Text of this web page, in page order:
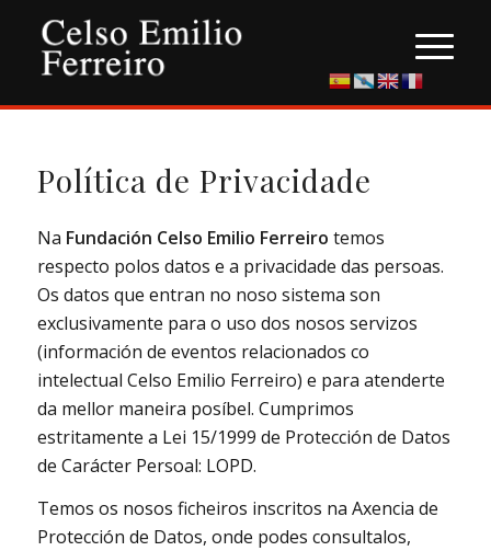
Política de Privacidade
Na Fundación Celso Emilio Ferreiro temos
respecto polos datos e a privacidade das persoas.
Os datos que entran no noso sistema son
exclusivamente para o uso dos nosos servizos
(información de eventos relacionados co
intelectual Celso Emilio Ferreiro) e para atenderte
da mellor maneira posíbel. Cumprimos
estritamente a Lei 15/1999 de Protección de Datos
de Carácter Persoal: LOPD.
Temos os nosos ficheiros inscritos na Axencia de
Protección de Datos, onde podes consultalos,